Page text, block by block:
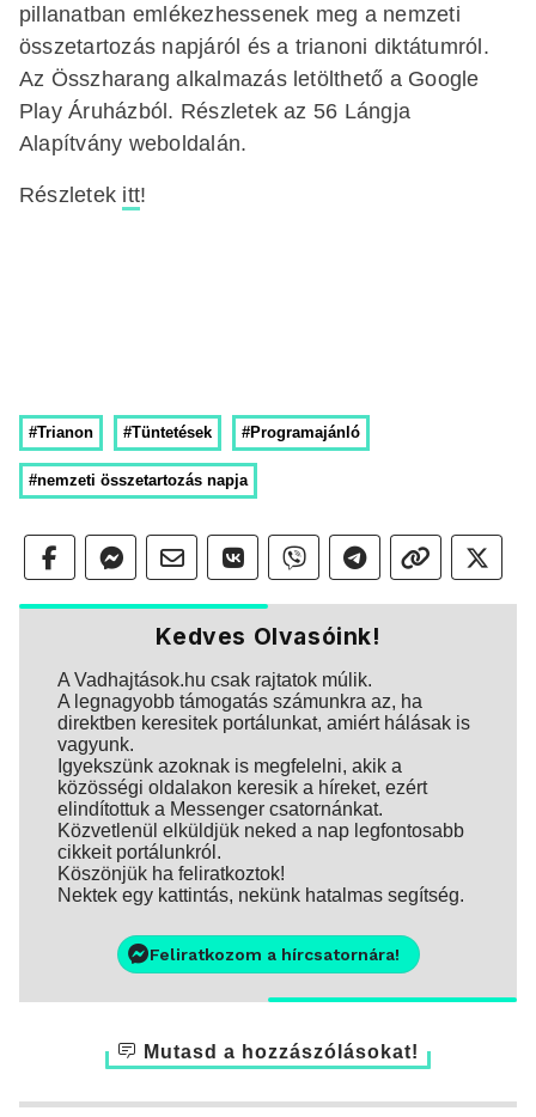
pillanatban emlékezhessenek meg a nemzeti
összetartozás napjáról és a trianoni diktátumról.
Az Összharang alkalmazás letölthető a Google
Play Áruházból. Részletek az 56 Lángja
Alapítvány weboldalán.
Részletek itt!
#Trianon #Tüntetések #Programajánló
#nemzeti összetartozás napja
Kedves Olvasóink!
A Vadhajtások.hu csak rajtatok múlik.
A legnagyobb támogatás számunkra az, ha
direktben keresitek portálunkat, amiért hálásak is
vagyunk.
Igyekszünk azoknak is megfelelni, akik a
közösségi oldalakon keresik a híreket, ezért
elindítottuk a Messenger csatornánkat.
Közvetlenül elküldjük neked a nap legfontosabb
cikkeit portálunkról.
Köszönjük ha feliratkoztok!
Nektek egy kattintás, nekünk hatalmas segítség.
Feliratkozom a hírcsatornára!
Mutasd a hozzászólásokat!